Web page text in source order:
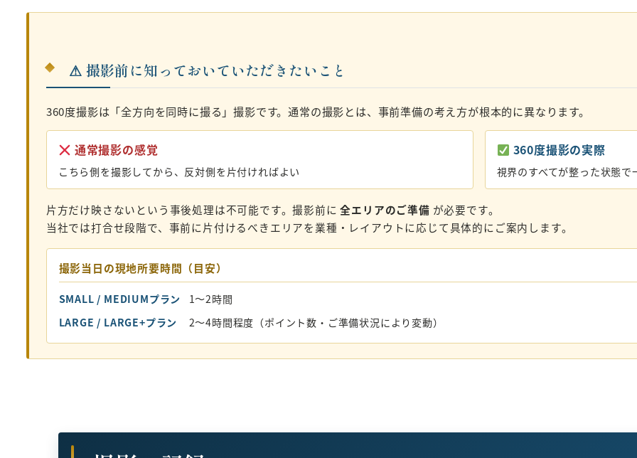
⚠ 撮影前に知っておいていただきたいこと
360度撮影は「全方向を同時に撮る」撮影です。通常の撮影とは、事前準備の考え方が根本的に異なります。
通常撮影の感覚
こちら側を撮影してから、反対側を片付ければよい
360度撮影の実際
視界のすべてが整った状態で
片方だけ映さないという事後処理は不可能です。撮影前に全エリアのご準備 が必要です。
当社では打合せ段階で、事前に片付けるべきエリアを業種・レイアウトに応じて具体的にご案内します。
撮影当日の現地所要時間（目安）
SMALL / MEDIUMプラン
1〜2時間
LARGE / LARGE+プラン
2〜4時間程度（ポイント数・ご準備状況により変動）